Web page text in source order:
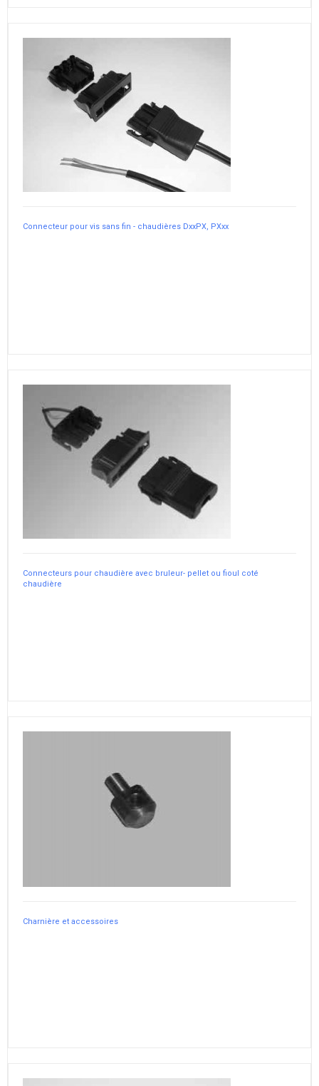
Connecteur pour vis sans fin - chaudières DxxPX, PXxx
Connecteurs pour chaudière avec bruleur- pellet ou fioul coté
chaudière
Charnière et accessoires